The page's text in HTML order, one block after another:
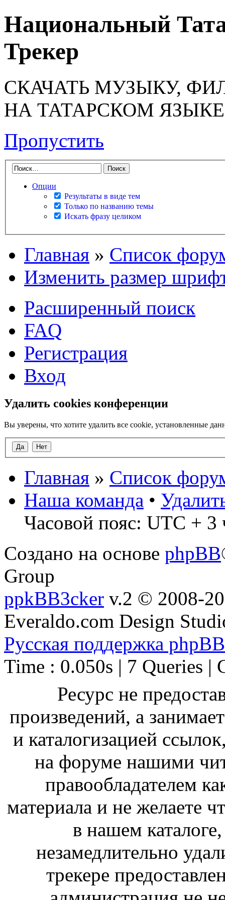
Национальный
Трекер
СКАЧАТЬ МУЗЫКУ,
НА ТАТАРСКОМ ЯЗЫКЕ
Пропустить
Опции
Результаты в виде тем
Только по названию темы
Искать фразу целиком
Главная » Список
Изменить размер
Расширенный поиск
FAQ
Регистрация
Вход
Удалить cookies конференции
Вы уверены, что хотите удалить все cookie, установленные
Главная » Список
Наша команда •
Часовой пояс: UTC + 3
Создано на основе phpBB
Group
ppkBB3cker v.2 © 2008-
Everaldo.com Design
Русская поддержка phpBB
Time : 0.050s | 7 Queries |
Ресурс не
произведений, а
и каталогизацией
на форуме нашими
правообладателем
материала и не желаете
в нашем
незамедлительно
трекере